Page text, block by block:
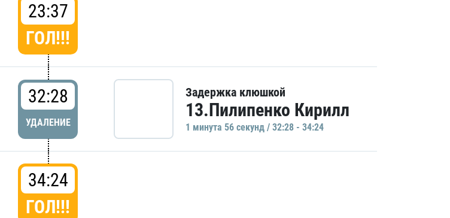
23:37
ГОЛ!!!
32:28
УДАЛЕНИЕ
Задержка клюшкой
13.Пилипенко Кирилл
1 минутa 56 секунд / 32:28 - 34:24
34:24
ГОЛ!!!